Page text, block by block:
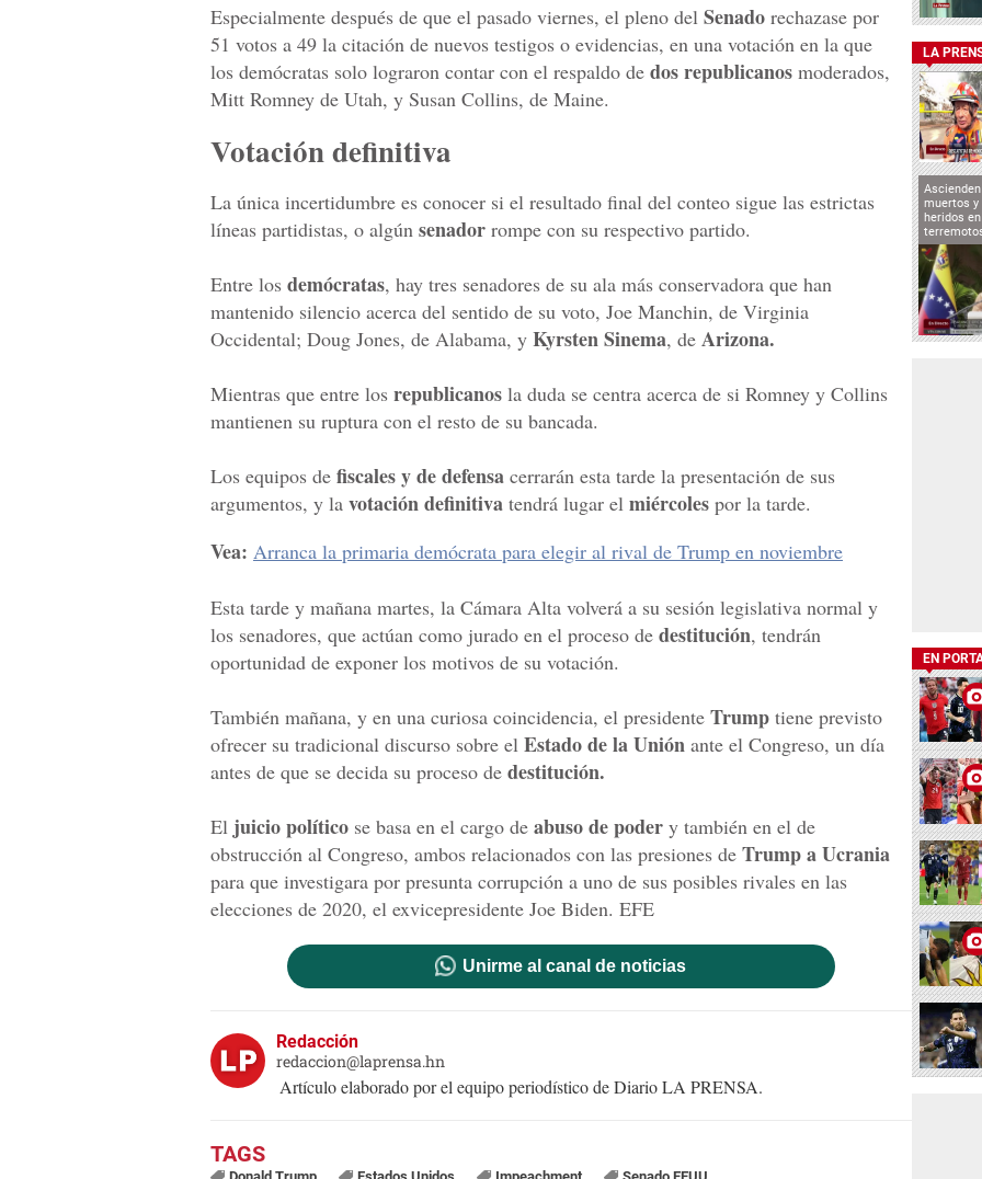
Especialmente después de que el pasado viernes, el pleno del Senado rechazase por
51 votos a 49 la citación de nuevos testigos o evidencias, en una votación en la que
los demócratas solo lograron contar con el respaldo de dos republicanos moderados,
Mitt Romney de Utah, y Susan Collins, de Maine.
Votación definitiva
La única incertidumbre es conocer si el resultado final del conteo sigue las estrictas
líneas partidistas, o algún senador rompe con su respectivo partido.
Entre los demócratas, hay tres senadores de su ala más conservadora que han
mantenido silencio acerca del sentido de su voto, Joe Manchin, de Virginia
Occidental; Doug Jones, de Alabama, y Kyrsten Sinema, de Arizona.
Mientras que entre los republicanos la duda se centra acerca de si Romney y Collins
mantienen su ruptura con el resto de su bancada.
Los equipos de fiscales y de defensa cerrarán esta tarde la presentación de sus
argumentos, y la votación definitiva tendrá lugar el miércoles por la tarde.
Vea: Arranca la primaria demócrata para elegir al rival de Trump en noviembre
Esta tarde y mañana martes, la Cámara Alta volverá a su sesión legislativa normal y
los senadores, que actúan como jurado en el proceso de destitución, tendrán
oportunidad de exponer los motivos de su votación.
También mañana, y en una curiosa coincidencia, el presidente Trump tiene previsto
ofrecer su tradicional discurso sobre el Estado de la Unión ante el Congreso, un día
antes de que se decida su proceso de destitución.
El juicio político se basa en el cargo de abuso de poder y también en el de
obstrucción al Congreso, ambos relacionados con las presiones de Trump a Ucrania
para que investigara por presunta corrupción a uno de sus posibles rivales en las
elecciones de 2020, el exvicepresidente Joe Biden. EFE
Unirme al canal de noticias
Redacción
redaccion@laprensa.hn
Artículo elaborado por el equipo periodístico de Diario LA PRENSA.
LA
muertos y
heridos
EN